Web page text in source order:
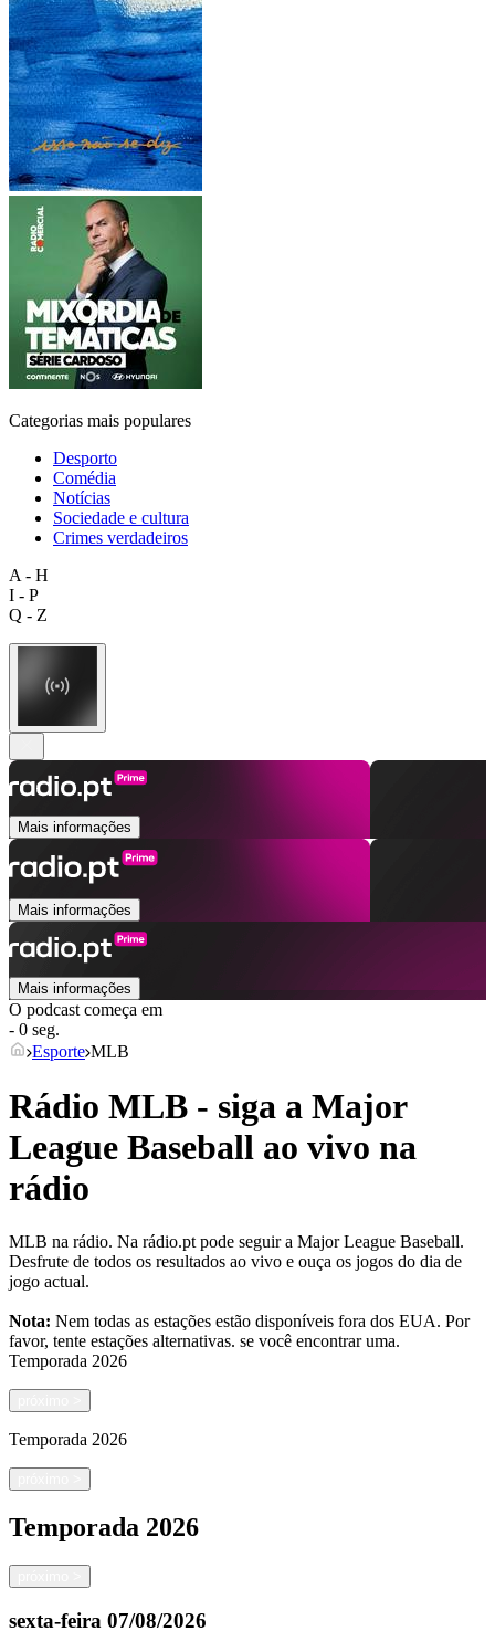
Categorias mais populares
Desporto
Comédia
Notícias
Sociedade e cultura
Crimes verdadeiros
A - H
I - P
Q - Z
Mais informações
Mais informações
Mais informações
O podcast começa em
- 0 seg.
Esporte MLB
Rádio MLB - siga a Major
League Baseball ao vivo na
rádio
MLB na rádio. Na rádio.pt pode seguir a Major League Baseball.
Desfrute de todos os resultados ao vivo e ouça os jogos do dia de
jogo actual.
Nota: Nem todas as estações estão disponíveis fora dos EUA. Por
favor, tente estações alternativas. se você encontrar uma.
Temporada 2026
Temporada 2026
Temporada 2026
sexta-feira 07/08/2026